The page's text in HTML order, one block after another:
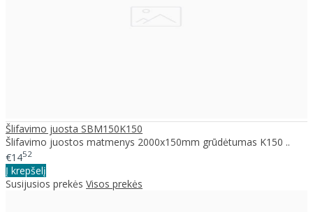
Šlifavimo juosta SBM150K150
Šlifavimo juostos matmenys 2000x150mm grūdėtumas K150 ..
€1452
Į krepšelį
Susijusios prekės Visos prekės